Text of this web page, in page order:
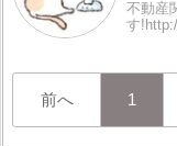
不動産
す
前へ 1